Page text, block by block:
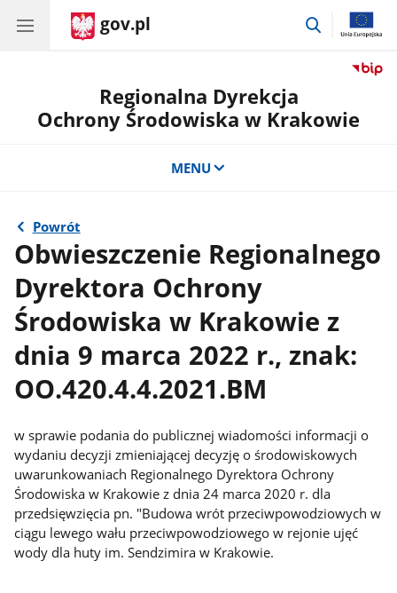
gov.pl
przejdź
Regionalna Dyrekcja
Ochrony Środowiska w Krakowie
MENU
Powrót
Obwieszczenie Regionalnego
Dyrektora Ochrony
Środowiska w Krakowie z
dnia 9 marca 2022 r., znak:
OO.420.4.4.2021.BM
w sprawie podania do publicznej wiadomości informacji o
wydaniu decyzji zmieniającej decyzję o środowiskowych
uwarunkowaniach Regionalnego Dyrektora Ochrony
Środowiska w Krakowie z dnia 24 marca 2020 r. dla
przedsięwzięcia pn. "Budowa wrót przeciwpowodziowych w
ciągu lewego wału przeciwpowodziowego w rejonie ujęć
wody dla huty im. Sendzimira w Krakowie.